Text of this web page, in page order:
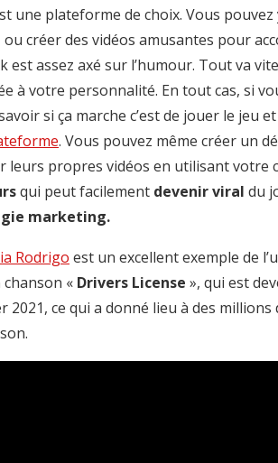
une plateforme de choix. Vous
créer des vidéos amusantes pour
est assez axé sur l’humour. Tout va
à votre personnalité. En tout cas, si
si ça marche c’est de jouer le jeu
. Vous pouvez même créer un
leurs propres vidéos en utilisant votre
qui peut facilement devenir viral du
marketing.
Rodrigo est un excellent exemple de
chanson « Drivers License », qui est
2021, ce qui a donné lieu à des millions